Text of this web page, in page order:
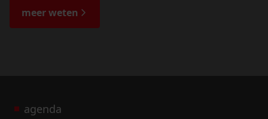
de bijzondere verhalen.
meer weten
agenda